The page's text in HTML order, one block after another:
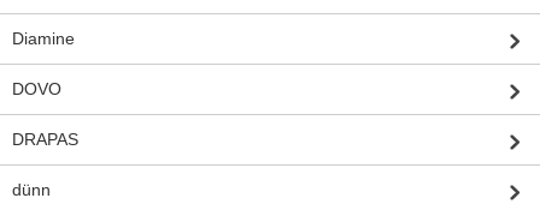
Diamine
DOVO
DRAPAS
dünn